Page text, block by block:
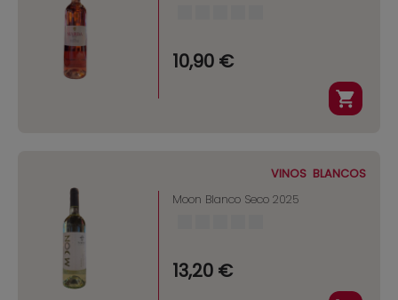
10,90 €
VINOS BLANCOS
Moon Blanco Seco 2025
13,20 €